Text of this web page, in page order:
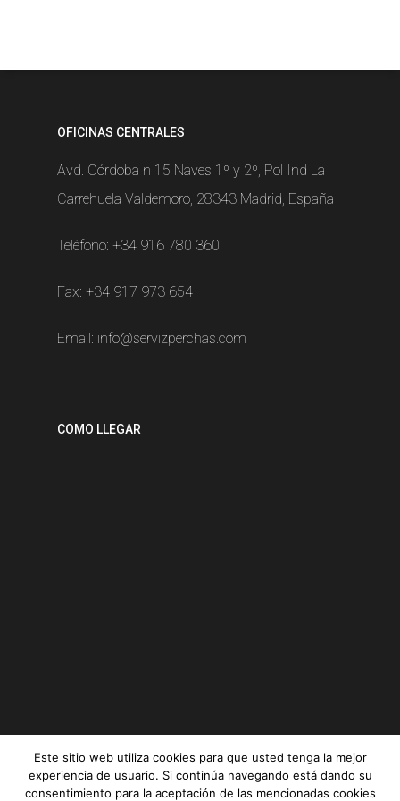
OFICINAS CENTRALES
Avd. Córdoba n 15 Naves 1º y 2º, Pol Ind La
Carrehuela Valdemoro, 28343 Madrid, España
Teléfono: +34 916 780 360
Fax: +34 917 973 654
Email: info@servizperchas.com
COMO LLEGAR
Serviz © All rights reserved |Aviso legal|Política de
Este sitio web utiliza cookies para que usted tenga la mejor
experiencia de usuario. Si continúa navegando está dando su
consentimiento para la aceptación de las mencionadas cookies